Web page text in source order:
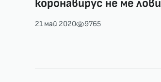
коронавирус не ме лови
21 май 2020 9765